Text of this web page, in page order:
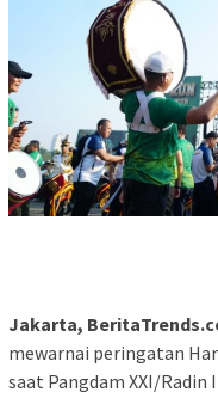
Jakarta,
mewarnai peringatan
saat Pangdam XXI/